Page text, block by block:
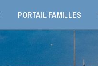
PORTAIL FAMILLES